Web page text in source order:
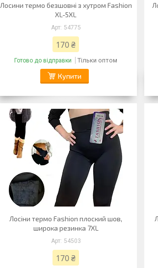
Лосини термо безшовні з хутром Fashion
XL-5XL
54775
170 ₴
Готово до відправки Тільки оптом
Купити
Лосіни термо Fashion плоский шов,
широка резинка 7XL
54503
170 ₴